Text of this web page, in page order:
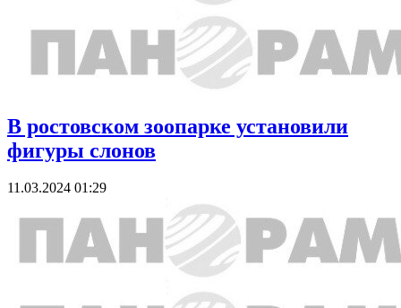
В ростовском зоопарке установили
фигуры слонов
11.03.2024 01:29